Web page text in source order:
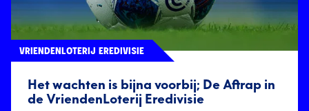
Het wachten is bijna voorbij; De Aftrap in
de VriendenLoterij Eredivisie
VRIENDENLOTERIJ EREDIVISIE